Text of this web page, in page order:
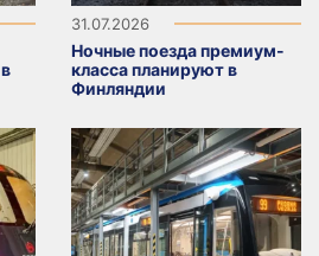
31.07.2026
Ночные поезда премиум-
класса планируют в
Финляндии